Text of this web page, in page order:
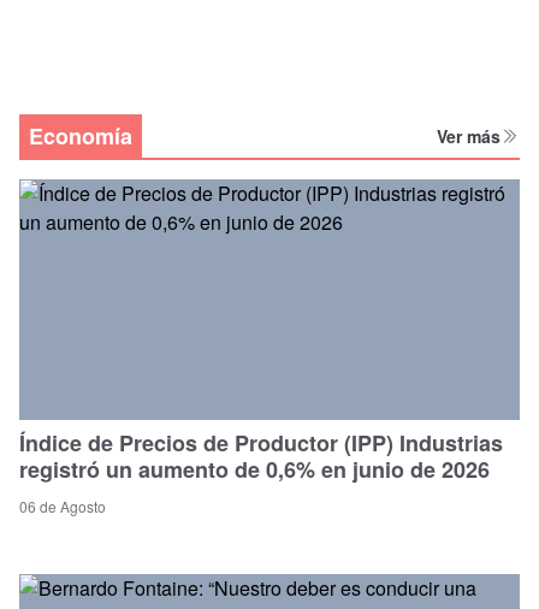
Economía Ver más
Índice de Precios de Productor (IPP) Industrias
registró un aumento de 0,6% en junio de 2026
06 de Agosto